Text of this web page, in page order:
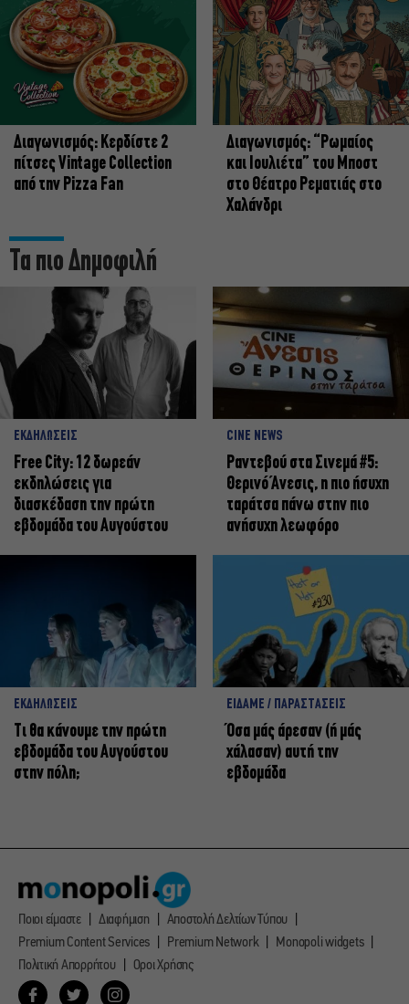
Διαγωνισμός: Κερδίστε 2
πίτσες Vintage Collection
από την Pizza Fan
Διαγωνισμός: “Ρωμαίος
και Ιουλιέτα” του Μποστ
στο Θέατρο Ρεματιάς στο
Χαλάνδρι
Τα πιο Δημοφιλή
ΕΚΔΗΛΩΣΕΙΣ
Free City: 12 δωρεάν
εκδηλώσεις για
διασκέδαση την πρώτη
εβδομάδα του Αυγούστου
CINE NEWS
Ραντεβού στα Σινεμά #5:
Θερινό Άνεσις, η πιο ήσυχη
ταράτσα πάνω στην πιο
ανήσυχη λεωφόρο
ΕΚΔΗΛΩΣΕΙΣ
Τι θα κάνουμε την πρώτη
εβδομάδα του Αυγούστου
στην πόλη;
ΕΙΔΑΜΕ / ΠΑΡΑΣΤΑΣΕΙΣ
Όσα μάς άρεσαν (ή μάς
χάλασαν) αυτή την
εβδομάδα
Ποιοι είμαστε Διαφήμιση
Αποστολή Δελτίων Τύπου
Premium Content Services
Premium Network
Monopoli widgets
Πολιτική Απορρήτου
Οροι Χρήσης